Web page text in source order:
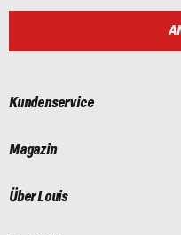
Kundenservice
Magazin
Über Louis